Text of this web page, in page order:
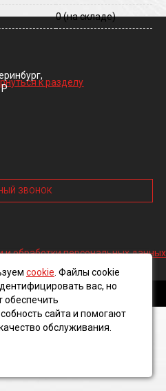
0(на складе)
к разделу
Р
ЗВОНОК
и обработки персональных данных
компания, 2016 ©
cookie . Файлы cookie
вас, но
обеспечить
сайта и помогают
обслуживания.